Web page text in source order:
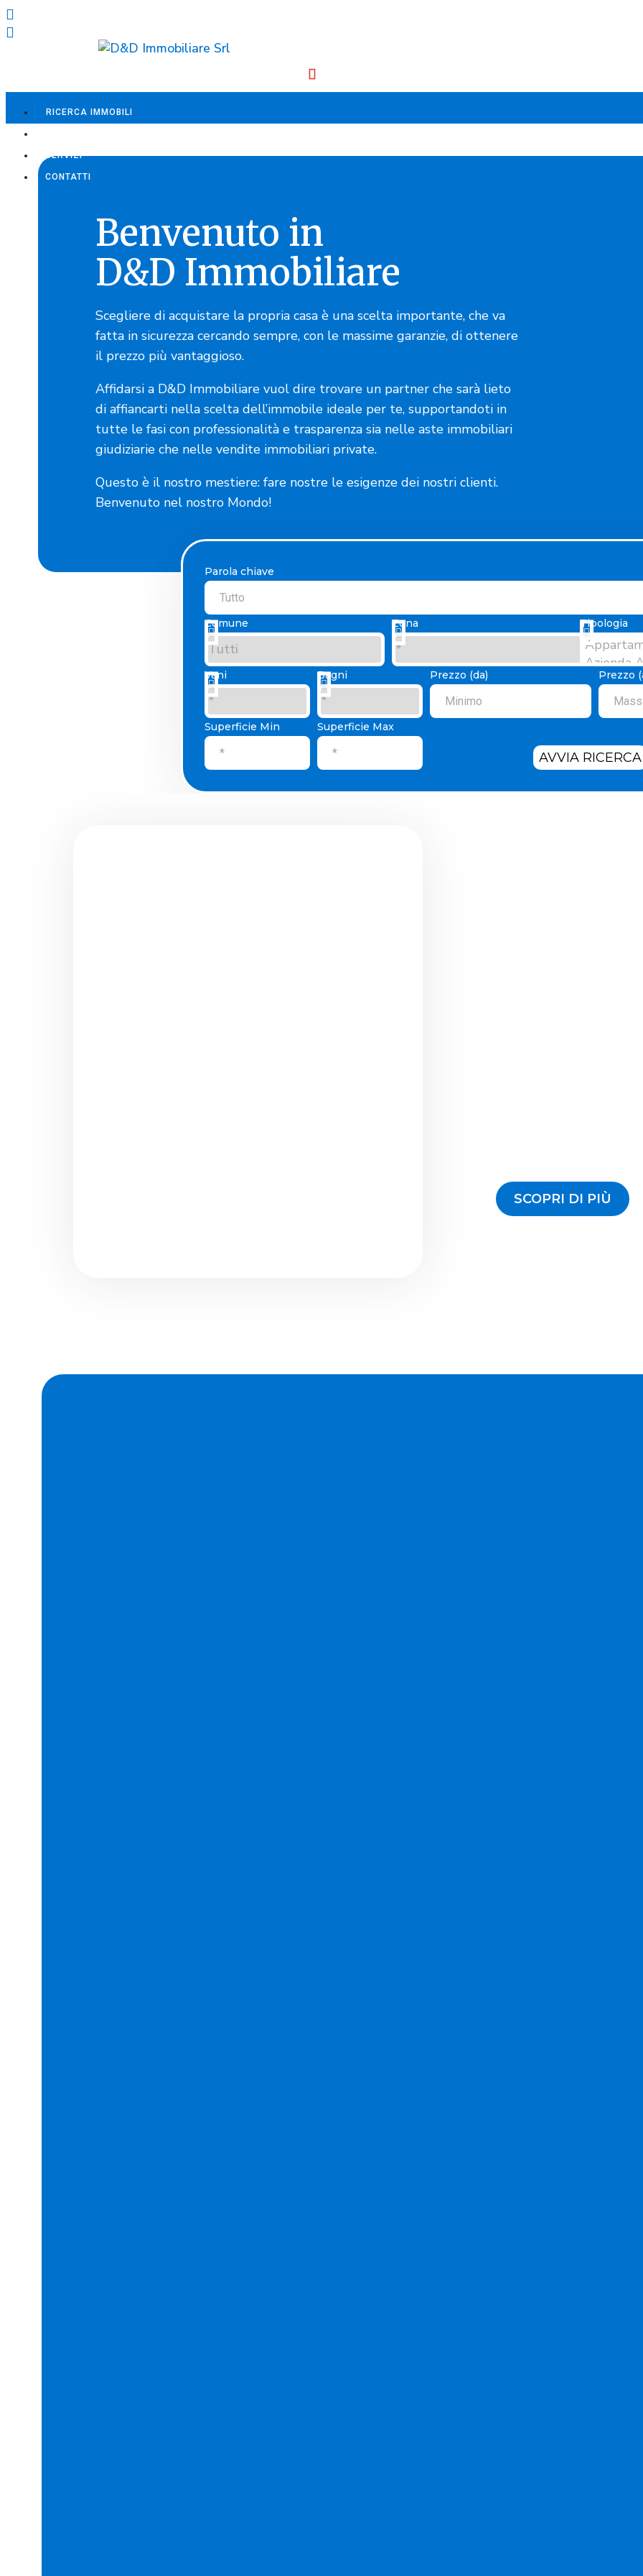
RICERCA IMMOBILI
SERVIZI
CONTATTI
Benvenuto in
D&D Immobiliare
Scegliere di acquistare la propria casa è una scelta importante, che va
fatta in sicurezza cercando sempre, con le massime garanzie, di ottenere
il prezzo più vantaggioso.
Affidarsi a D&D Immobiliare vuol dire trovare un partner che sarà lieto
di affiancarti nella scelta dell’immobile ideale per te, supportandoti in
tutte le fasi con professionalità e trasparenza sia nelle aste immobiliari
giudiziarie che nelle vendite immobiliari private.
Questo è il nostro mestiere: fare nostre le esigenze dei nostri clienti.
Benvenuto nel nostro Mondo!
Parola chiave
Comune Zona Tipologia
Vani Bagni Prezzo (da) Prezzo
Superficie Min Superficie Max
AVVIA RICERCA
SCOPRI DI PIÙ